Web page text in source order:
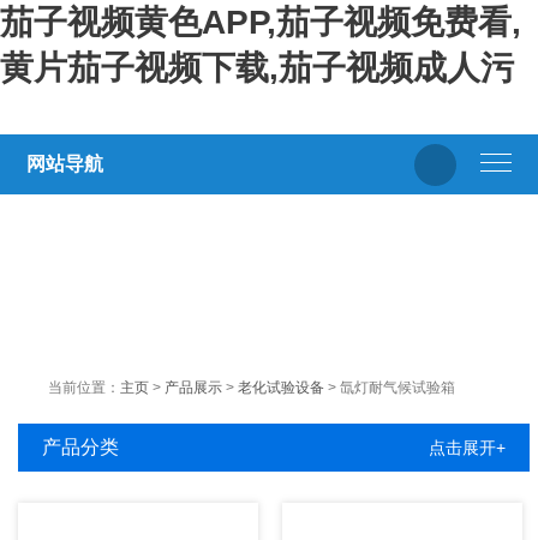
茄子视频黄色APP,茄子视频免费看,
黄片茄子视频下载,茄子视频成人污
网站导航
当前位置： 主页 > 产品展示 >老化试验设备 > 氙灯耐气候试验箱
产品分类 点击展开+